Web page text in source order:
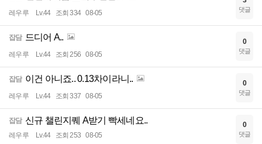
레우루 Lv.44 조회 334 08-05 댓글
잡담 드디어 A..
레우루 Lv.44 조회 256 08-05
0
댓글
잡담 이건 아니죠.. 0.13차이라니..
레우루 Lv.44 조회 337 08-05
0
댓글
잡담 신규 챌린지퀘 A받기 빡세네요..
레우루 Lv.44 조회 253 08-05
0
댓글